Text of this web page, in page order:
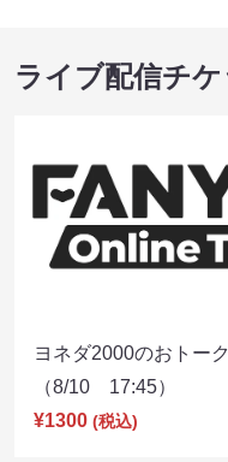
ライブ配信チケ
ヨネダ2000のおトー
（8/10 17:45）
¥1300 (税込)